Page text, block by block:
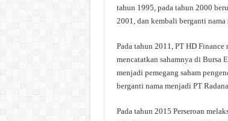
tahun 1995, pada tahun 2000
2001, dan kembali berganti
Pada tahun 2011, PT HD
mencatatkan sahamnya di Bursa
menjadi pemegang saham
berganti nama menjadi PT
Pada tahun 2015 Perseroan